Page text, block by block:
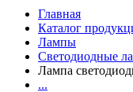
Главная
Каталог
Лампы
Светодиодные
Лампа
...